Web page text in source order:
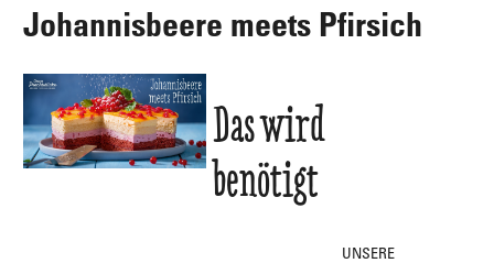
Johannisbeere meets Pfirsich
Das wird
benötigt
UNSERE